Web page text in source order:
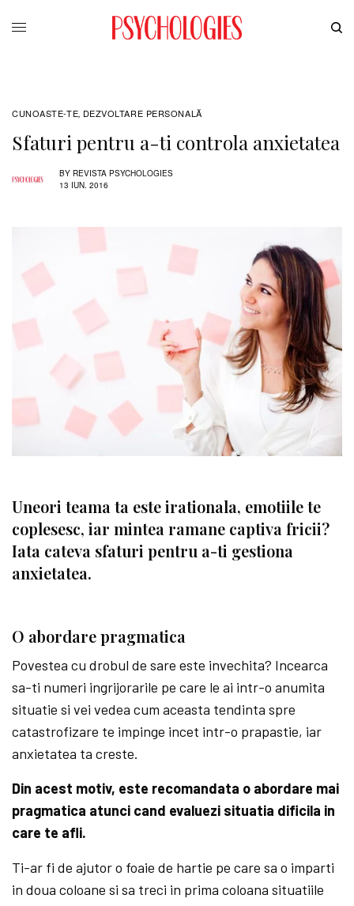
CUNOASTE-TE, DEZVOLTARE PERSONALĂ
Sfaturi pentru a-ti controla anxietatea
BY REVISTA PSYCHOLOGIES
13 IUN. 2016
Uneori teama ta este irationala, emotiile te
coplesesc, iar mintea ramane captiva fricii?
Iata cateva sfaturi pentru a-ti gestiona
anxietatea.
O abordare pragmatica
Povestea cu drobul de sare este invechita? Incearca
sa-ti numeri ingrijorarile pe care le ai intr-o anumita
situatie si vei vedea cum aceasta tendinta spre
catastrofizare te impinge incet intr-o prapastie, iar
anxietatea ta creste.
Din acest motiv, este recomandata o abordare mai
pragmatica atunci cand evaluezi situatia dificila in
care te afli.
Ti-ar fi de ajutor o foaie de hartie pe care sa o imparti
in doua coloane si sa treci in prima coloana situatiile